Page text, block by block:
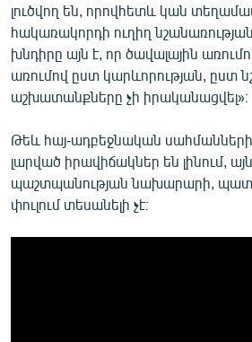
լուծվող են, որովհետև կան
հակառակորդի ուղիղ
խնդիրը այն է, որ ծավալային
առումով ըստ կարևորության, ըստ
աշխատանքները չի իրականացվել»։
Թեև հայ-ադբեջնական
լարված իրավիճակներ են լինում,
պաշտպանության նախարարի,
փուլում տեսանելի չէ։